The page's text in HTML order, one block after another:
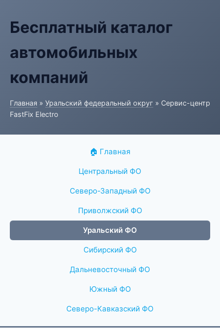
Бесплатный каталог
автомобильных
компаний
Главная » Уральский федеральный округ » Сервис-центр
FastFix Electro
🏠 Главная
Центральный ФО
Северо-Западный ФО
Приволжский ФО
Уральский ФО
Сибирский ФО
Дальневосточный ФО
Южный ФО
Северо-Кавказский ФО